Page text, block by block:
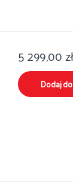
5 299,00zł
Dodaj